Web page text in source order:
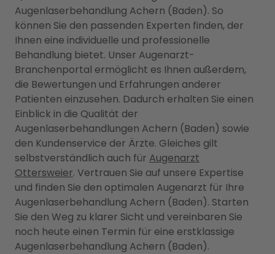
Augenlaserbehandlung Achern (Baden). So
können Sie den passenden Experten finden, der
Ihnen eine individuelle und professionelle
Behandlung bietet. Unser Augenarzt-
Branchenportal ermöglicht es Ihnen außerdem,
die Bewertungen und Erfahrungen anderer
Patienten einzusehen. Dadurch erhalten Sie einen
Einblick in die Qualität der
Augenlaserbehandlungen Achern (Baden) sowie
den Kundenservice der Ärzte. Gleiches gilt
selbstverständlich auch für Augenarzt
Ottersweier. Vertrauen Sie auf unsere Expertise
und finden Sie den optimalen Augenarzt für Ihre
Augenlaserbehandlung Achern (Baden). Starten
Sie den Weg zu klarer Sicht und vereinbaren Sie
noch heute einen Termin für eine erstklassige
Augenlaserbehandlung Achern (Baden).